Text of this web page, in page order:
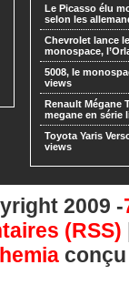
Le Picasso élu
selon les
Chevrolet lance
monospace,
5008, le
views
Renault Mégane
megane en série
Toyota Yaris
views
2009 -
(RSS)